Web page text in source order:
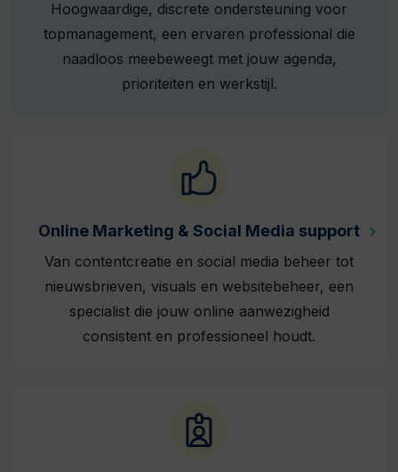
Hoogwaardige, discrete ondersteuning voor
topmanagement, een ervaren professional die
naadloos meebeweegt met jouw agenda,
prioriteiten en werkstijl.
Online Marketing & Social Media support
Van contentcreatie en social media beheer tot
nieuwsbrieven, visuals en websitebeheer, een
specialist die jouw online aanwezigheid
consistent en professioneel houdt.